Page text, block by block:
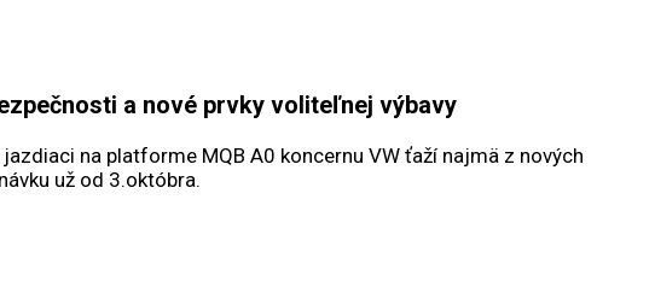
a nové prvky voliteľnej výbavy
na platforme MQB A0 koncernu VW ťaží najmä z nových
už od 3.októbra.